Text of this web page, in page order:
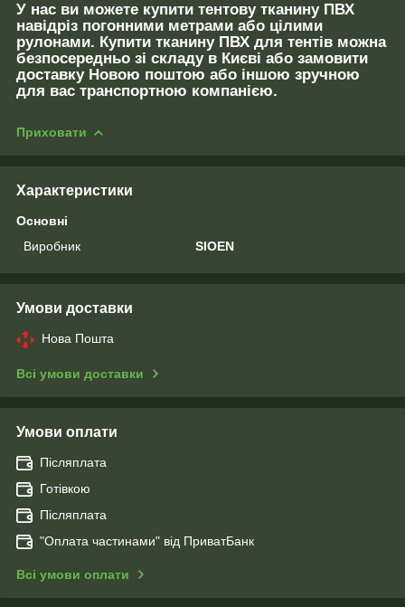
У нас ви можете купити тентову тканину ПВХ
навідріз погонними метрами або цілими
рулонами. Купити тканину ПВХ для тентів можна
безпосередньо зі складу в Києві або замовити
доставку Новою поштою або іншою зручною
для вас транспортною компанією.
Приховати
Характеристики
Основні
Виробник
SIOEN
Умови доставки
Нова Пошта
Всі умови доставки
Умови оплати
Післяплата
Готівкою
Післяплата
"Оплата чаcтинами" від ПриватБанк
Всі умови оплати